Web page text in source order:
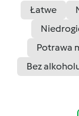
Łatwe
Potrawa
Bez